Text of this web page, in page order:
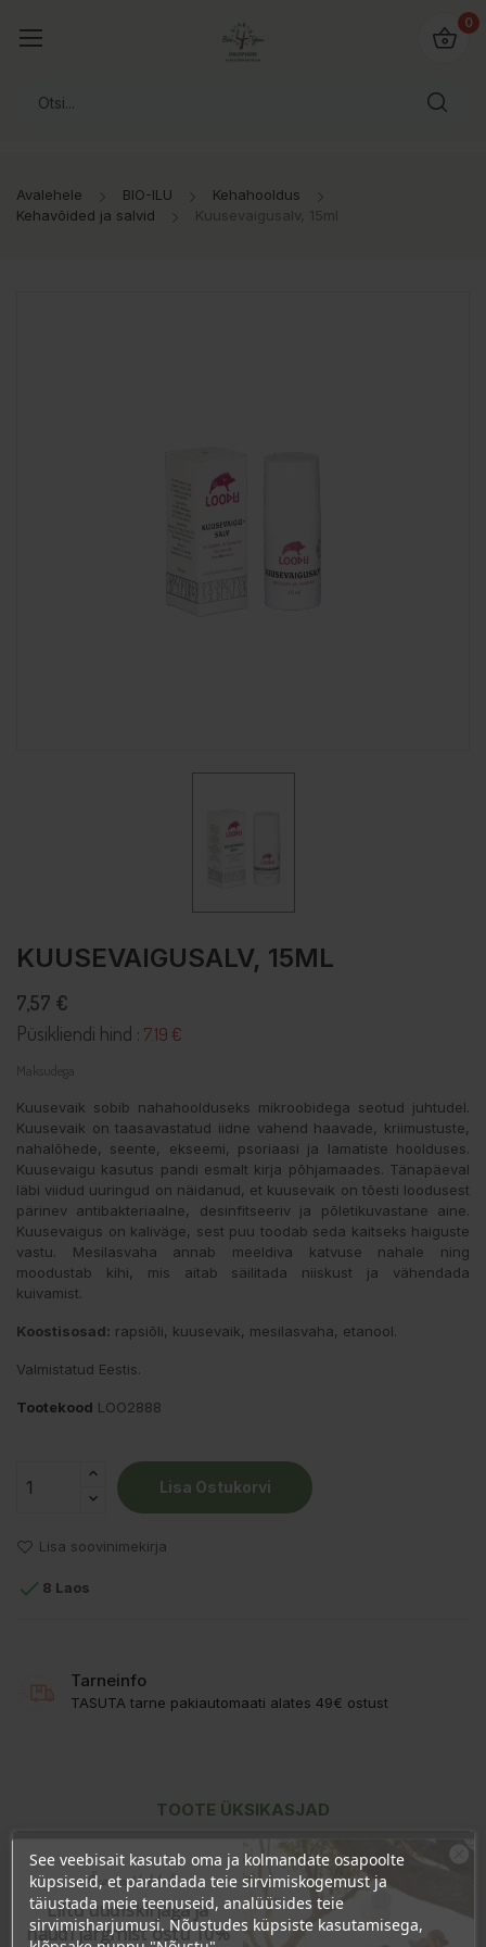
0
Avalehele BIO-ILU
Kehahooldus
Kehavõided ja salvid
Kuusevaigusalv, 15ml
KUUSEVAIGUSALV, 15ML
7,57 €
Püsikliendi hind : 7.19 €
Maksudega
Kuusevaik sobib nahahoolduseks mikroobidega seotud juhtudel.
Kuusevaik on taasavastatud iidne vahend haavade, kriimustuste,
nahalõhede, seente, ekseemi, psoriaasi ja lamatiste hoolduses.
Kuusevaigu kasutus pandi esmalt kirja põhjamaades. Tänapäeval
läbi viidud uuringud on näidanud, et kuusevaik on tõesti loodusest
pärinev antibakteriaalne, desinfitseeriv ja põletikuvastane aine.
Kuusevaigus on kaliväge, sest puu toodab seda kaitseks haiguste
vastu. Mesilasvaha annab meeldiva katvuse nahale ning
moodustab kihi, mis aitab säilitada niiskust ja vähendada
kuivamist.
Koostisosad: rapsiõli, kuusevaik, mesilasvaha, etanool.
Valmistatud Eestis.
Tootekood LOO2888
Lisa Ostukorvi
Lisa soovinimekirja
 8 Laos
Tarneinfo
TASUTA tarne pakiautomaati alates 49€ ostust
TOOTE ÜKSIKASJAD
KLIENDI KOMMENTAARID
See veebisait kasutab oma ja kolmandate osapoolte
küpsiseid, et parandada teie sirvimiskogemust ja
täiustada meie teenuseid, analüüsides teie
sirvimisharjumusi. Nõustudes küpsiste kasutamisega,
Ära veel lahku!
Liitu uudiskirjaga ja
naudi järgmist ostu 10%